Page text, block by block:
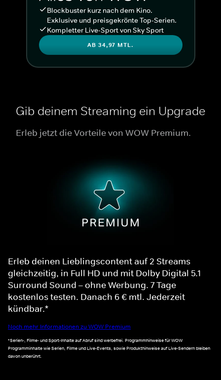
Blockbuster kurz nach dem Kino.
Exklusive und preisgekrönte Top-Serien.
Kompletter Live-Sport von Sky Sport
AB 34,97 MTL.
Gib deinem Streaming ein Upgrade
Erleb jetzt die Vorteile von WOW Premium.
Erleb deinen Lieblingscontent auf 2 Streams
gleichzeitig, in Full HD und mit Dolby Digital 5.1
Surround Sound – ohne Werbung. 7 Tage
kostenlos testen. Danach 6 € mtl. Jederzeit
kündbar.*
Noch mehr Informationen zu WOW Premium
*Serien-, Filme- und Sport-Inhalte auf Abruf sind werbefrei. Programmhinweise für WOW
Programminhalte wie Serien, Filme und Live-Events, sowie Produkthinweise auf Live-Sendern bleiben
davon unberührt.